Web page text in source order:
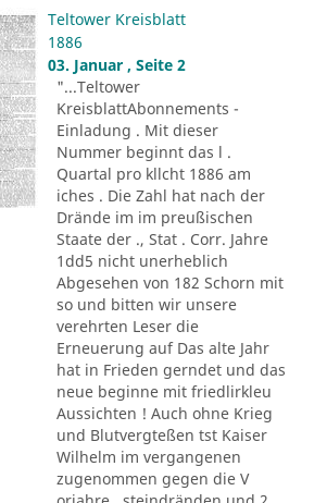
Teltower Kreisblatt
1886
03. Januar , Seite 2
"...Teltower
KreisblattAbonnements -
Einladung . Mit dieser
Nummer beginnt das l .
Quartal pro kllcht 1886 am
iches . Die Zahl hat nach der
Drände im im preußischen
Staate der ., Stat . Corr. Jahre
1dd5 nicht unerheblich
Abgesehen von 182 Schorn mit
so und bitten wir unsere
verehrten Leser die
Erneuerung auf Das alte Jahr
hat in Frieden gerndet und das
neue beginne mit friedlirkleu
Aussichten ! Auch ohne Krieg
und Blutvergteßen tst Kaiser
Wilhelm im vergangenen
zugenommen gegen die V